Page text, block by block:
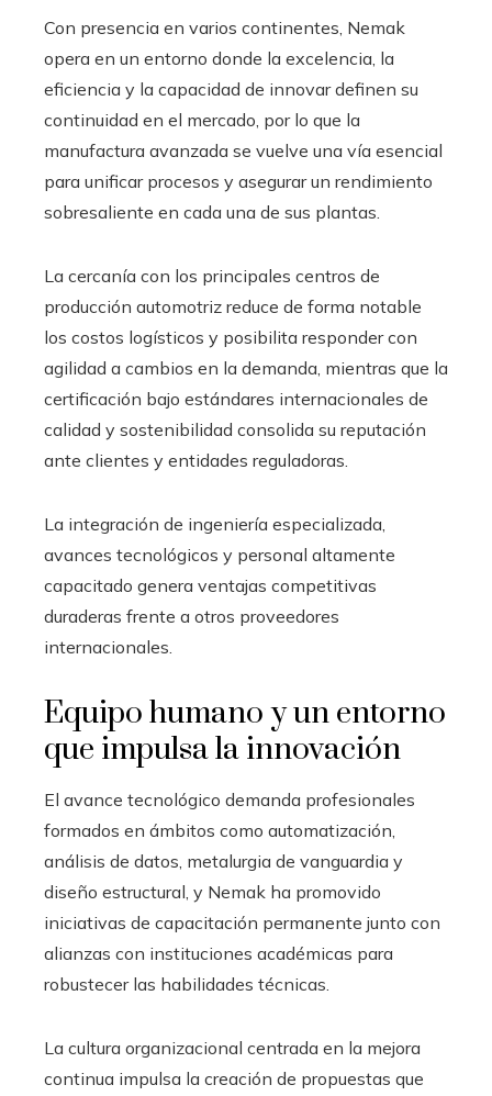
Con presencia en varios continentes, Nemak
opera en un entorno donde la excelencia, la
eficiencia y la capacidad de innovar definen su
continuidad en el mercado, por lo que la
manufactura avanzada se vuelve una vía esencial
para unificar procesos y asegurar un rendimiento
sobresaliente en cada una de sus plantas.
La cercanía con los principales centros de
producción automotriz reduce de forma notable
los costos logísticos y posibilita responder con
agilidad a cambios en la demanda, mientras que la
certificación bajo estándares internacionales de
calidad y sostenibilidad consolida su reputación
ante clientes y entidades reguladoras.
La integración de ingeniería especializada,
avances tecnológicos y personal altamente
capacitado genera ventajas competitivas
duraderas frente a otros proveedores
internacionales.
Equipo humano y un entorno
que impulsa la innovación
El avance tecnológico demanda profesionales
formados en ámbitos como automatización,
análisis de datos, metalurgia de vanguardia y
diseño estructural, y Nemak ha promovido
iniciativas de capacitación permanente junto con
alianzas con instituciones académicas para
robustecer las habilidades técnicas.
La cultura organizacional centrada en la mejora
continua impulsa la creación de propuestas que